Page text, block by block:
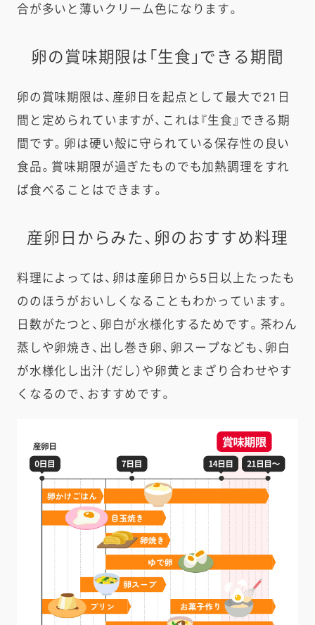
合が多いと薄いクリーム色になります。
卵の賞味期限は「生食」できる期間​
卵の賞味期限は、産卵日を起点として最大で21日
間と定められていますが、これは『生食』できる期
間です。卵は硬い殻に守られている保存性の良い
食品。賞味期限が過ぎたものでも加熱調理をすれ
ば食べることはできます。
産卵日からみた、卵のおすすめ料理
料理によっては、卵は産卵日から5日以上たったも
ののほうがおいしくなることもわかっています。
日数がたつと、卵白が水様化するためです。茶わん
蒸しや卵焼き、出し巻き卵、卵スープなども、卵白
が水様化し出汁（だし）や卵黄とまざり合わせやす
くなるので、おすすめです。